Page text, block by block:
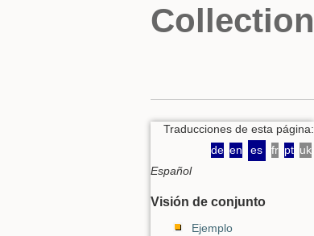
Collection
Traducciones de esta página:
de en es fr pt uk
Español
Visión de conjunto
Ejemplo